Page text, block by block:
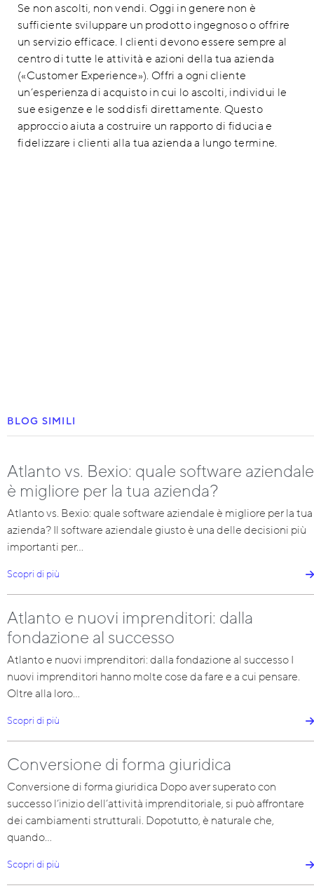
Se non ascolti, non vendi. Oggi in genere non è
sufficiente sviluppare un prodotto ingegnoso o offrire
un servizio efficace. I clienti devono essere sempre al
centro di tutte le attività e azioni della tua azienda
(«Customer Experience»). Offri a ogni cliente
un’esperienza di acquisto in cui lo ascolti, individui le
sue esigenze e le soddisfi direttamente. Questo
approccio aiuta a costruire un rapporto di fiducia e
fidelizzare i clienti alla tua azienda a lungo termine.
BLOG SIMILI
Atlanto vs. Bexio: quale software aziendale
è migliore per la tua azienda?
Atlanto vs. Bexio: quale software aziendale è migliore per la tua
azienda? Il software aziendale giusto è una delle decisioni più
importanti per…
Scopri di più
Atlanto e nuovi imprenditori: dalla
fondazione al successo
Atlanto e nuovi imprenditori: dalla fondazione al successo I
nuovi imprenditori hanno molte cose da fare e a cui pensare.
Oltre alla loro…
Scopri di più
Conversione di forma giuridica
Conversione di forma giuridica Dopo aver superato con
successo l’inizio dell’attività imprenditoriale, si può affrontare
dei cambiamenti strutturali. Dopotutto, è naturale che,
quando…
Scopri di più